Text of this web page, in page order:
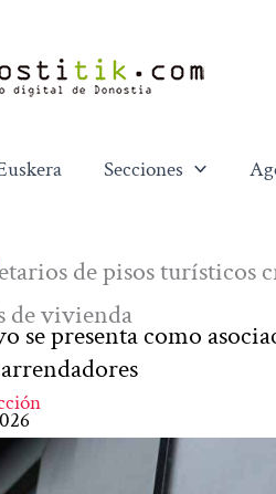
Secciones
de pisos turísticos
de vivienda
se presenta como